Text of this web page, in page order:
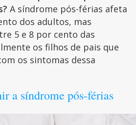
A síndrome pós-férias afeta
dos adultos, mas
5 e 8 por cento das
os filhos de pais que
os sintomas dessa
a síndrome pós-férias